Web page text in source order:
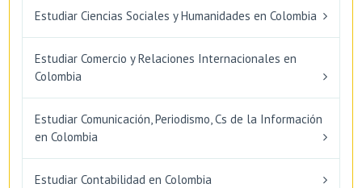
Estudiar Ciencias Sociales y Humanidades en Colombia
Estudiar Comercio y Relaciones Internacionales en
Colombia
Estudiar Comunicación, Periodismo, Cs de la Información
en Colombia
Estudiar Contabilidad en Colombia